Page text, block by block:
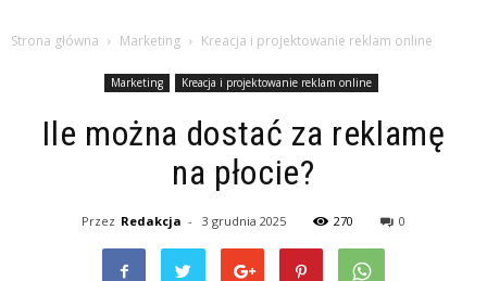
Strona główna Marketing Kreacja i projektowanie reklam online
Marketing Kreacja i projektowanie reklam online
Ile można dostać za reklamę
na płocie?
Przez Redakcja - 3 grudnia 2025 270 0